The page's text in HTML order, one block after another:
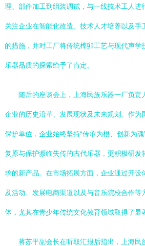
理、部件加工到组装调试，与一线技术工人进
关注企业在智能化改造、技术人才培养以及手
的措施，并对工厂将传统榫卯工艺与现代声学
乐器品质的探索给予了肯定。
随后的座谈会上，上海民族乐器一厂负责
企业的历史沿革、发展现状及未来规划。作为
保护单位，企业始终坚持“传承为根、创新为
复原与保护濒临失传的古代乐器，更积极研发
求的新产品。在市场拓展方面，企业通过开设
及活动、发展电商渠道以及与音乐院校合作等
体，尤其在青少年传统文化教育领域取得了显
蒋苏平副会长在听取汇报后指出，上海民